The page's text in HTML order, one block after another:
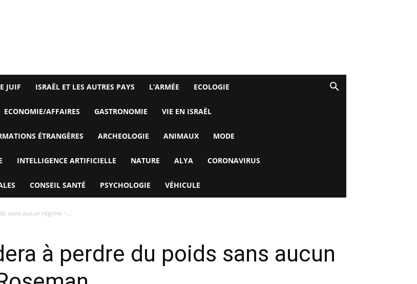
JUIF ISRAËL ET LES AUTRES PAYS L’ARMÉE ECOLOGIE
ECONOMIE/AFFAIRES GASTRONOMIE VIE EN ISRAËL
ÉTRANGÈRES ARCHEOLOGIE ANIMAUX MODE
INTELLIGENCE ARTIFICIELLE NATURE ALYA CORONAVIRUS
CONSEIL SANTÉ PSYCHOLOGIE VÉHICULE
sans aucun régime –...
à perdre du poids sans aucun